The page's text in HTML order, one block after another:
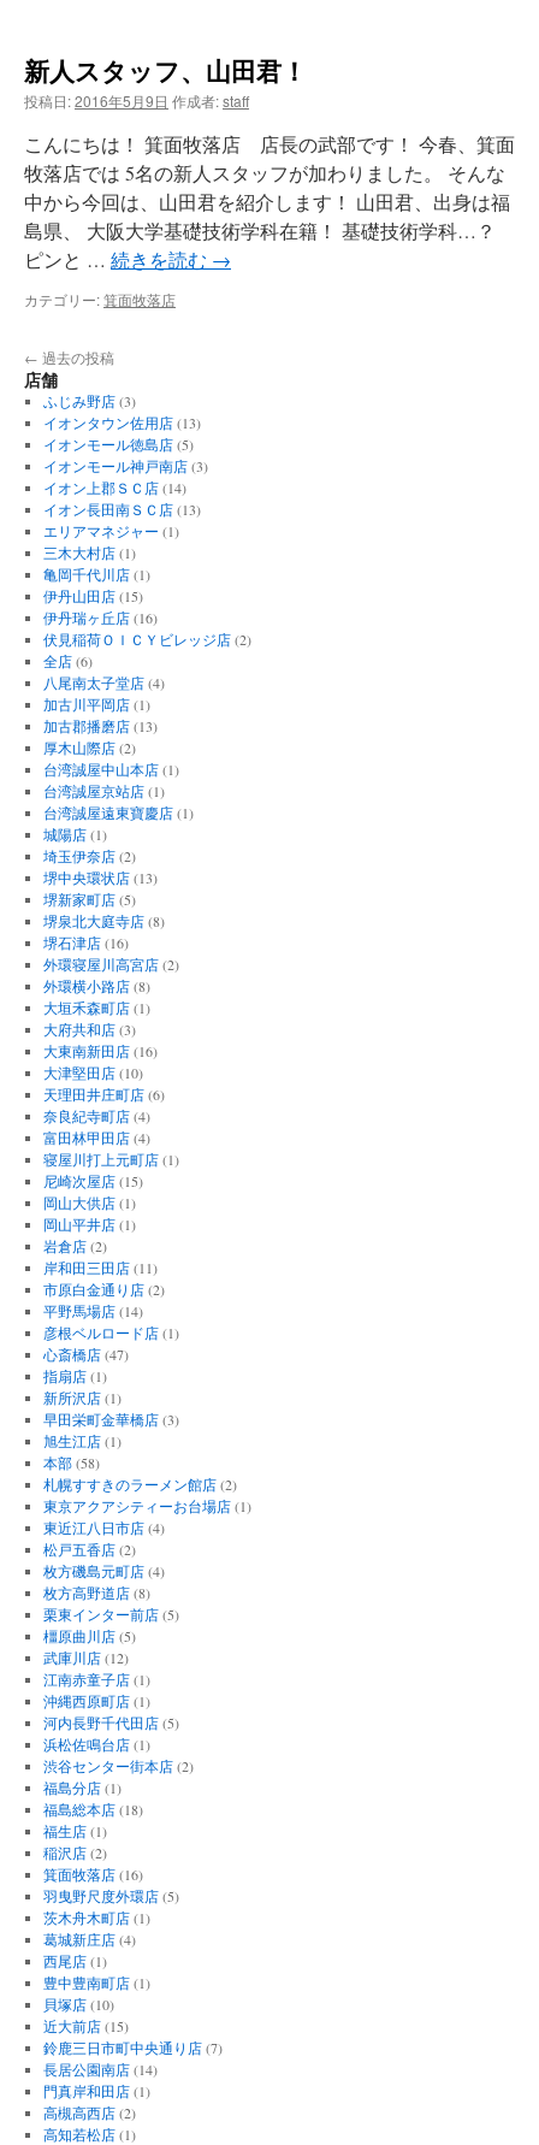
新人スタッフ、山田君！
投稿日:2016年5月9日 作成者:staff
こんにちは！ 箕面牧落店 店長の武部です！ 今春、箕面
牧落店では 5名の新人スタッフが加わりました。 そんな
中から今回は、山田君を紹介します！ 山田君、出身は福
島県、 大阪大学基礎技術学科在籍！ 基礎技術学科…？
ピンと … 続きを読む →
カテゴリー:箕面牧落店
← 過去の投稿
店舗
ふじみ野店(3)
イオンタウン佐用店(13)
イオンモール徳島店(5)
イオンモール神戸南店(3)
イオン上郡ＳＣ店(14)
イオン長田南ＳＣ店(13)
エリアマネジャー (1)
三木大村店(1)
亀岡千代川店(1)
伊丹山田店(15)
伊丹瑞ヶ丘店(16)
伏見稲荷ＯＩＣＹビレッジ店(2)
全店(6)
八尾南太子堂店(4)
加古川平岡店(1)
加古郡播磨店(13)
厚木山際店(2)
台湾誠屋中山本店(1)
台湾誠屋京站店(1)
台湾誠屋遠東寶慶店(1)
城陽店(1)
埼玉伊奈店(2)
堺中央環状店(13)
堺新家町店(5)
堺泉北大庭寺店(8)
堺石津店(16)
外環寝屋川高宮店(2)
外環横小路店(8)
大垣禾森町店(1)
大府共和店(3)
大東南新田店(16)
大津堅田店(10)
天理田井庄町店(6)
奈良紀寺町店(4)
富田林甲田店(4)
寝屋川打上元町店(1)
尼崎次屋店(15)
岡山大供店(1)
岡山平井店(1)
岩倉店(2)
岸和田三田店(11)
市原白金通り店(2)
平野馬場店(14)
彦根ベルロード店(1)
心斎橋店(47)
指扇店(1)
新所沢店(1)
早田栄町金華橋店(3)
旭生江店(1)
本部(58)
札幌すすきのラーメン館店(2)
東京アクアシティーお台場店(1)
東近江八日市店(4)
松戸五香店(2)
枚方磯島元町店(4)
枚方高野道店(8)
栗東インター前店(5)
橿原曲川店(5)
武庫川店(12)
江南赤童子店(1)
沖縄西原町店(1)
河内長野千代田店(5)
浜松佐鳴台店(1)
渋谷センター街本店(2)
福島分店(1)
福島総本店(18)
福生店(1)
稲沢店(2)
箕面牧落店(16)
羽曳野尺度外環店(5)
茨木舟木町店(1)
葛城新庄店(4)
西尾店(1)
豊中豊南町店(1)
貝塚店(10)
近大前店(15)
鈴鹿三日市町中央通り店(7)
長居公園南店(14)
門真岸和田店(1)
高槻高西店(2)
高知若松店(1)